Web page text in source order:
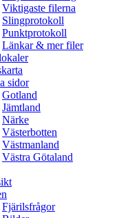
Viktigaste filerna
Slingprotokoll
Punktprotokoll
Länkar & mer filer
sidor
Gotland
Jämtland
Närke
Västerbotten
Västmanland
Västra Götaland
Fjärilsfrågor